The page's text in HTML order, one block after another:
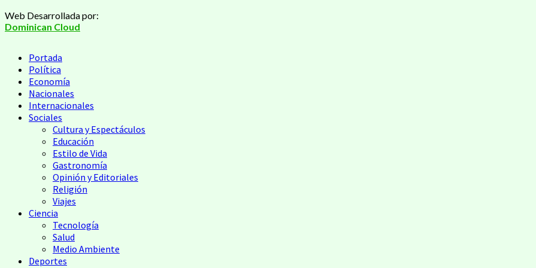
Web Desarrollada por:
Dominican Cloud
Portada
Política
Economía
Nacionales
Internacionales
Sociales
Cultura y Espectáculos
Educación
Estilo de Vida
Gastronomía
Opinión y Editoriales
Religión
Viajes
Ciencia
Tecnología
Salud
Medio Ambiente
Deportes